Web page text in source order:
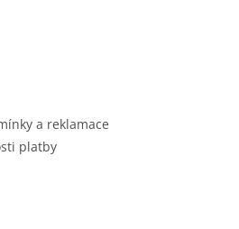
a reklamace
platby